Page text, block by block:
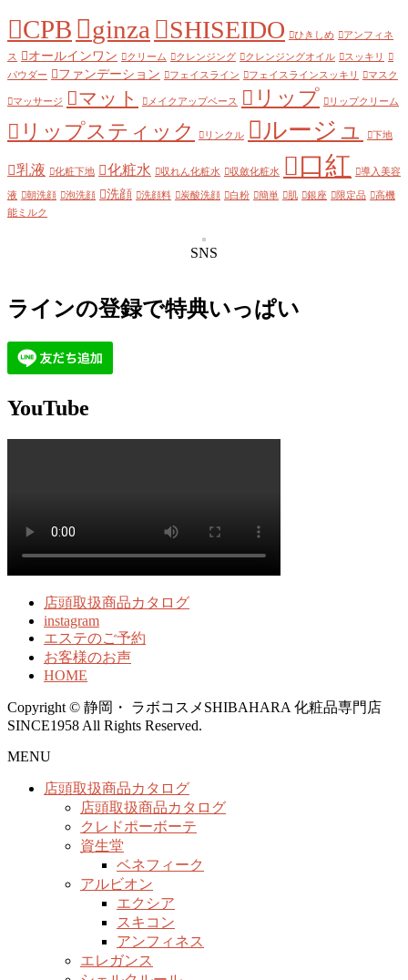
CPB ginza SHISEIDO ひきしめ アンフィネ
ス オールインワン クリーム クレンジング クレンジングオイル
スッキリ
パウダー
ファンデーション フェイスライン フェイスラインスッキリ マスク
マッサージ マット メイクアップベース リップ リップクリーム
リップスティック リンクル ルージュ 下地
乳液 化粧下地 化粧水 収れん化粧水 収斂化粧水 口紅 導入美容
液 朝洗顔 泡洗顔 洗顔 洗顔料 炭酸洗顔 白粉 簡単 肌 銀座 限定品
高機
能ミルク
SNS
ラインの登録で特典いっぱい
YouTube
店頭取扱商品カタログ
instagram
エステのご予約
お客様のお声
HOME
Copyright © 静岡・ ラボコスメSHIBAHARA 化粧品専門店
SINCE1958 All Rights Reserved.
MENU
店頭取扱商品カタログ
店頭取扱商品カタログ
クレドポーボーテ
資生堂
ベネフィーク
アルビオン
エクシア
スキコン
アンフィネス
エレガンス